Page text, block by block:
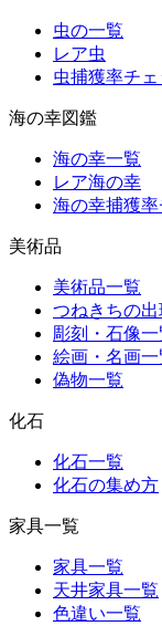
虫の一覧
レア虫
虫捕獲率チ
海の幸図鑑
海の幸一覧
レア海の幸
海の幸捕獲
美術品
美術品一覧
つねきちの
彫刻・石像一
絵画・名画一
偽物一覧
化石
化石一覧
化石の集め方
家具一覧
家具一覧
天井家具一覧
色違い一覧